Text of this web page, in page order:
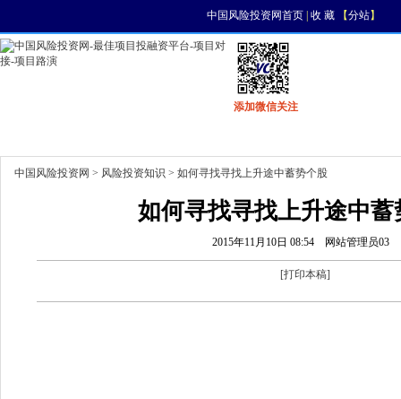
中国风险投资网首页| 收 藏【分站】
添加微信关注
中国风险投资网 > 风险投资知识 > 如何寻找寻找上升途中蓄势个股
如何寻找寻找上升途中蓄
2015年11月10日 08:54 网站管理员03
[打印本稿]